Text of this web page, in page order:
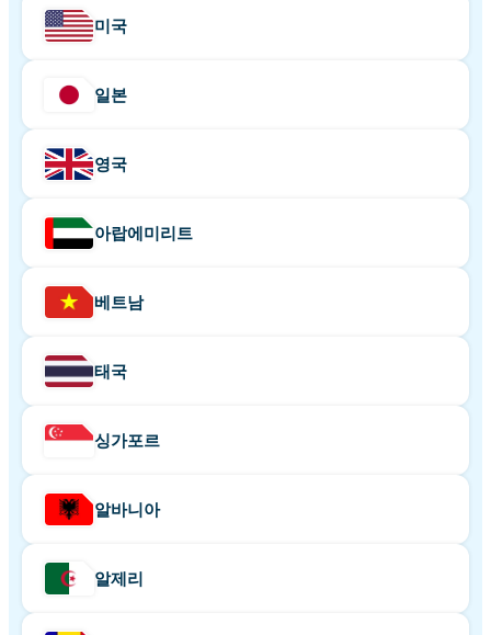
미국
일본
영국
아랍에미리트
베트남
태국
싱가포르
알바니아
알제리